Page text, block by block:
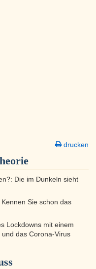
drucken
Die im Dunkeln sieht
Sie schon das
Lockdowns mit einem
das Corona-Virus